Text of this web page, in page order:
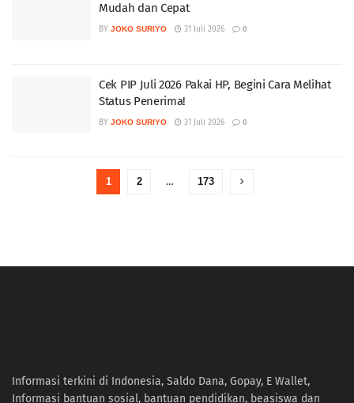
Mudah dan Cepat
BY JOKO SURIYO 31 Juli 2026 0
Cek PIP Juli 2026 Pakai HP, Begini Cara Melihat
Status Penerima!
BY JOKO SURIYO 31 Juli 2026 0
1 2 … 173
Informasi terkini di Indonesia, Saldo Dana, Gopay, E Wallet,
Informasi bantuan sosial, bantuan pendidikan, beasiswa dan